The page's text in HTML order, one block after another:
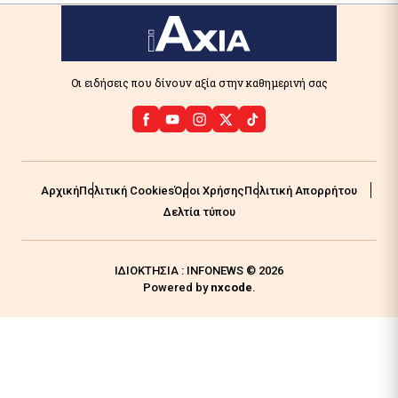
Οι ειδήσεις που δίνουν αξία στην καθημερινή σας
ΑρχικήΠολιτική CookiesΌροι ΧρήσηςΠολιτική Απορρήτου
Δελτία τύπου
ΙΔΙΟΚΤΗΣΙΑ : INFONEWS © 2026
Powered by nxcode.